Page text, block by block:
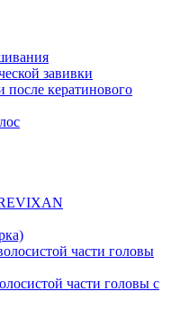
завивки
после кератинового
части головы
части головы с